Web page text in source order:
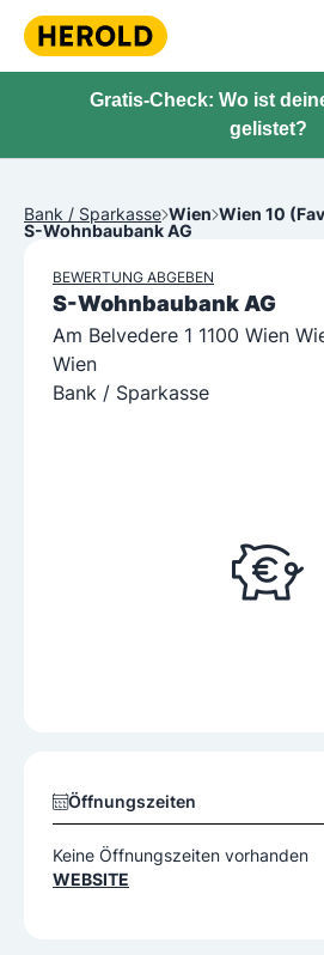
Gratis-Check: Wo ist
gelistet?
Bank / Sparkasse Wien Wien 10
S-Wohnbaubank AG
BEWERTUNG ABGEBEN
S-Wohnbaubank AG
Am Belvedere 1 1100 Wien
Wien
Bank / Sparkasse
Öffnungszeiten
Keine Öffnungszeiten vorhanden
WEBSITE